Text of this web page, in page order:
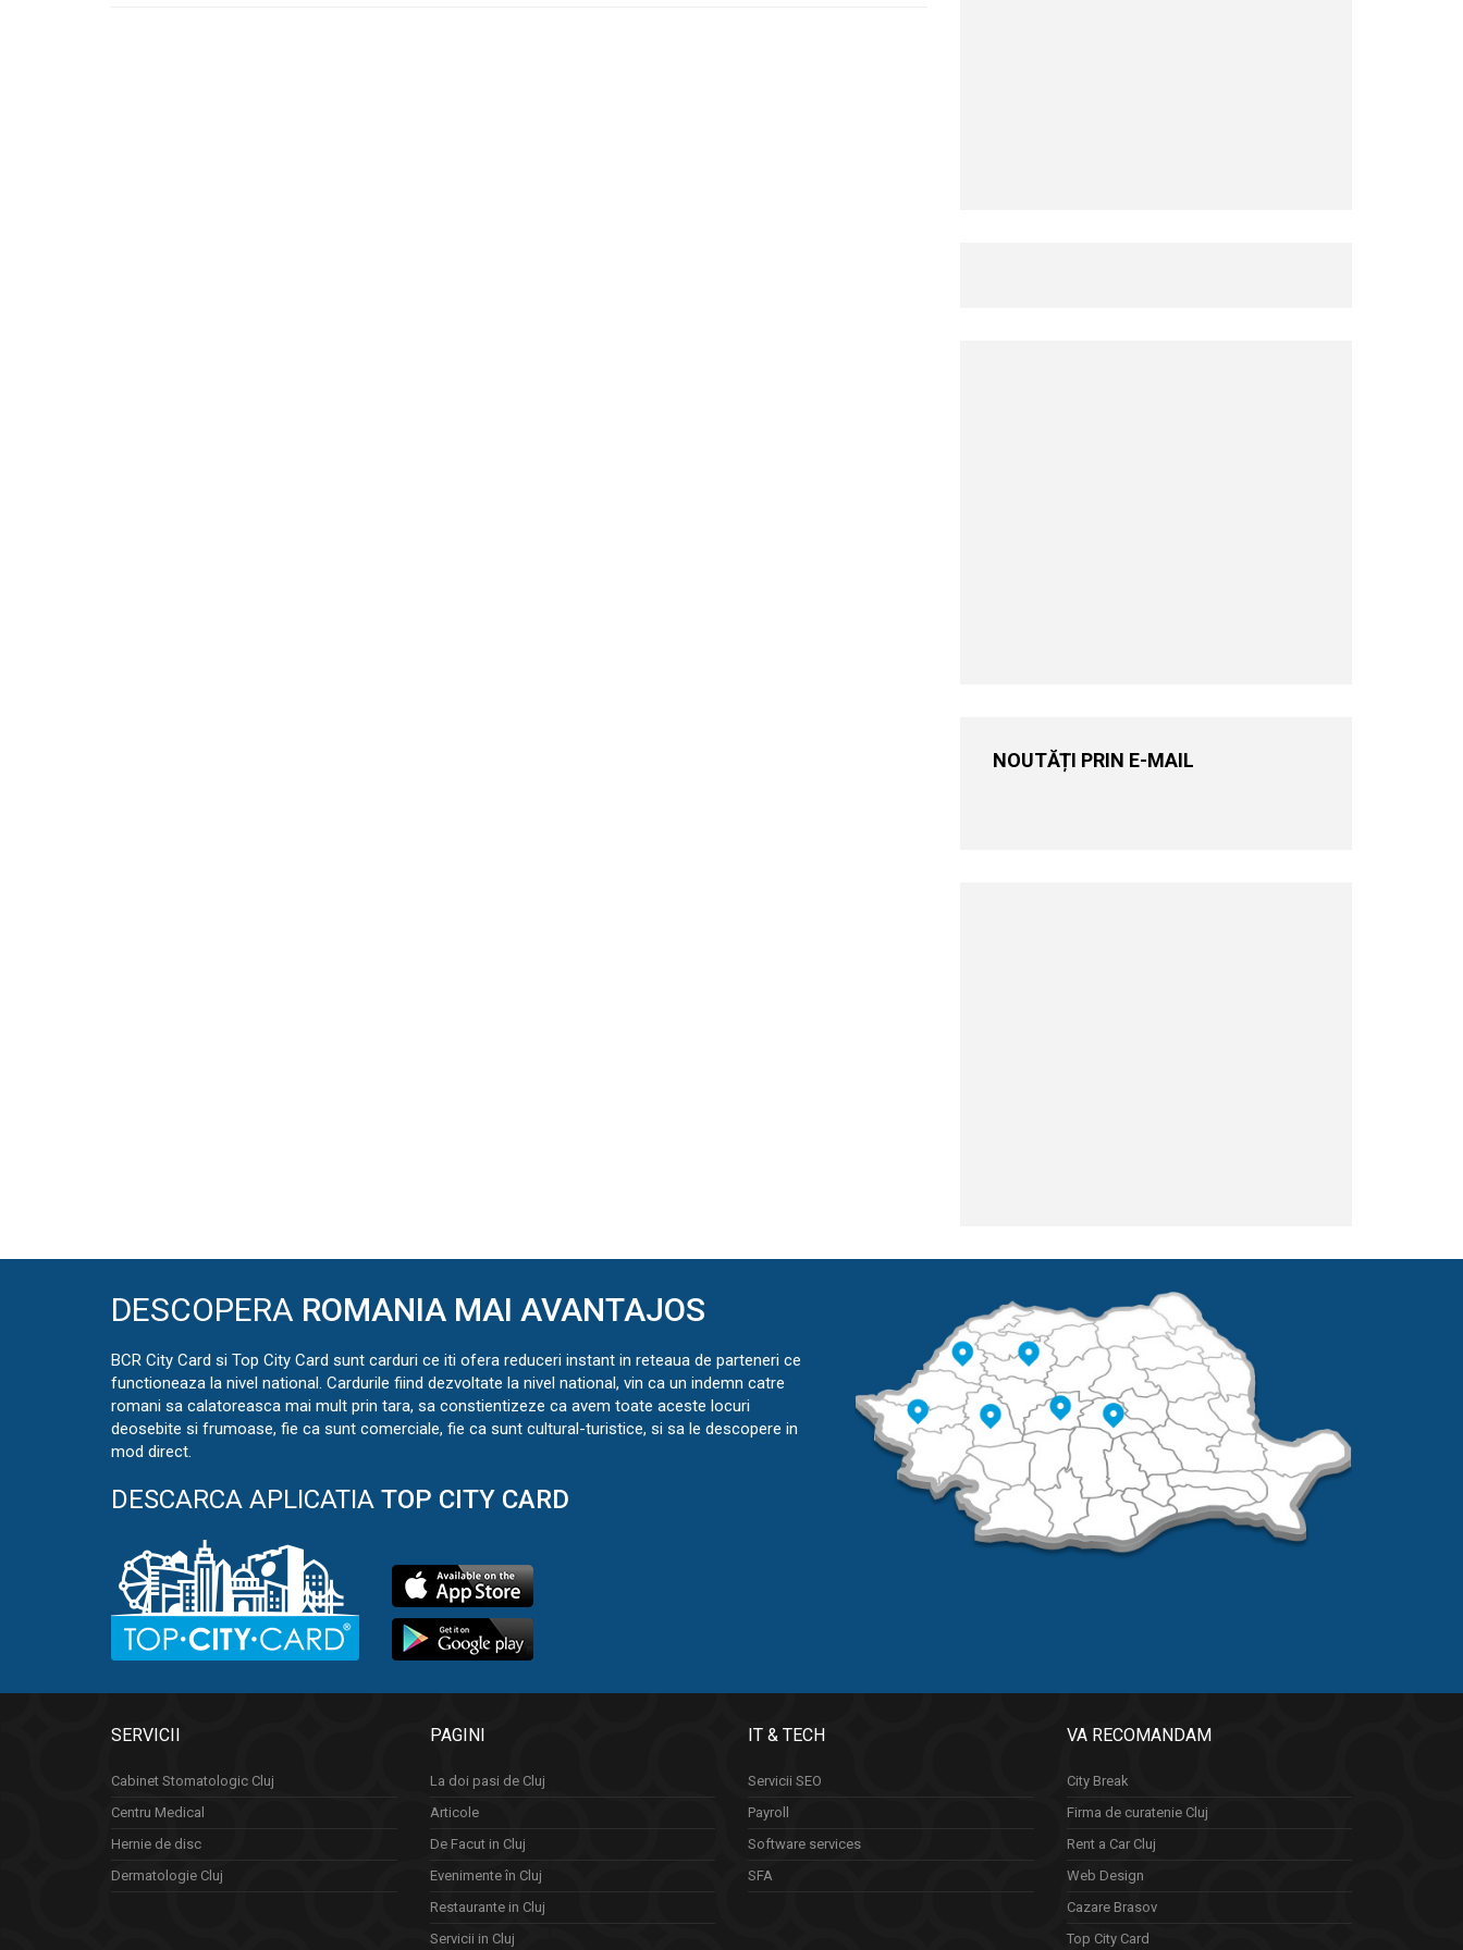
NOUTĂȚI PRIN E-MAIL
DESCOPERA ROMANIA MAI AVANTAJOS
BCR City Card si Top City Card sunt carduri ce iti ofera reduceri instant in reteaua de parteneri ce
functioneaza la nivel national. Cardurile fiind dezvoltate la nivel national, vin ca un indemn catre
romani sa calatoreasca mai mult prin tara, sa constientizeze ca avem toate aceste locuri
deosebite si frumoase, fie ca sunt comerciale, fie ca sunt cultural-turistice, si sa le descopere in
mod direct.
DESCARCA APLICATIA TOP CITY CARD
SERVICII
Cabinet Stomatologic Cluj
Centru Medical
Hernie de disc
Dermatologie Cluj
PAGINI
La doi pasi de Cluj
Articole
De Facut in Cluj
Evenimente în Cluj
Restaurante in Cluj
Servicii in Cluj
IT & TECH
Servicii SEO
Payroll
Software services
SFA
VA RECOMANDAM
City Break
Firma de curatenie Cluj
Rent a Car Cluj
Web Design
Cazare Brasov
Top City Card